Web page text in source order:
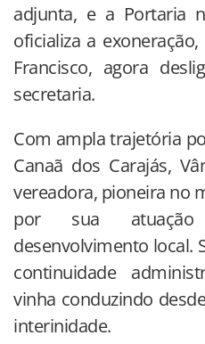
adjunta, e a Portaria
oficializa a
Francisco, agora
secretaria.
Com ampla trajetória
Canaã dos Carajás,
vereadora, pioneira no
por sua
desenvolvimento local.
continuidade
vinha conduzindo
interinidade.